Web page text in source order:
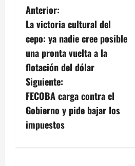
N
a
v
e
g
a
Anterior:
La victoria cultural del
cepo: ya nadie cree posible
una pronta vuelta a la
flotación del dólar
Siguiente:
FECOBA carga contra el
Gobierno y pide bajar los
impuestos